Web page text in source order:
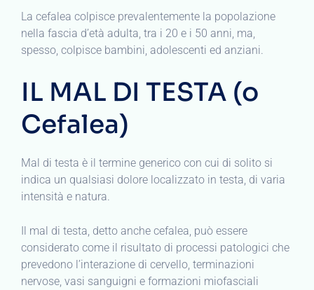
La cefalea colpisce prevalentemente la popolazione
nella fascia d’età adulta, tra i 20 e i 50 anni, ma,
spesso, colpisce bambini, adolescenti ed anziani.
IL MAL DI TESTA (o
Cefalea)
Mal di testa è il termine generico con cui di solito si
indica un qualsiasi dolore localizzato in testa, di varia
intensità e natura.
Il mal di testa, detto anche cefalea, può essere
considerato come il risultato di processi patologici che
prevedono l’interazione di cervello, terminazioni
nervose, vasi sanguigni e formazioni miofasciali